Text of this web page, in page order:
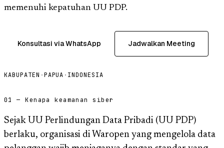
memenuhi kepatuhan UU PDP.
Konsultasi via WhatsApp Jadwalkan Meeting
KABUPATEN ·PAPUA · INDONESIA
01 — Kenapa keamanan siber
Sejak UU Perlindungan Data Pribadi (UU PDP)
berlaku, organisasi di Waropen yang mengelola data